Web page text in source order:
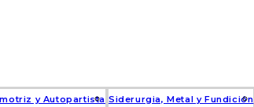
y Autopartista Siderurgia, Metal y Fundición